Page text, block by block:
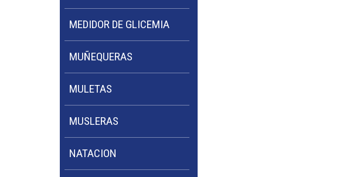
MEDIDOR DE GLICEMIA
MUÑEQUERAS
MULETAS
MUSLERAS
NATACION